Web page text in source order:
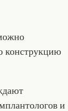
конструкцию
и